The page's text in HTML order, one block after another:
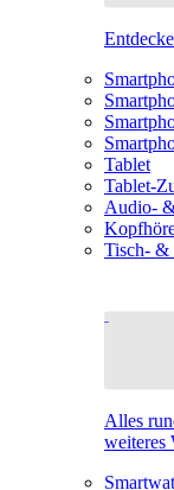
Tablet
Tablet-
Audio-
Tisch- &
Alles
weiteres